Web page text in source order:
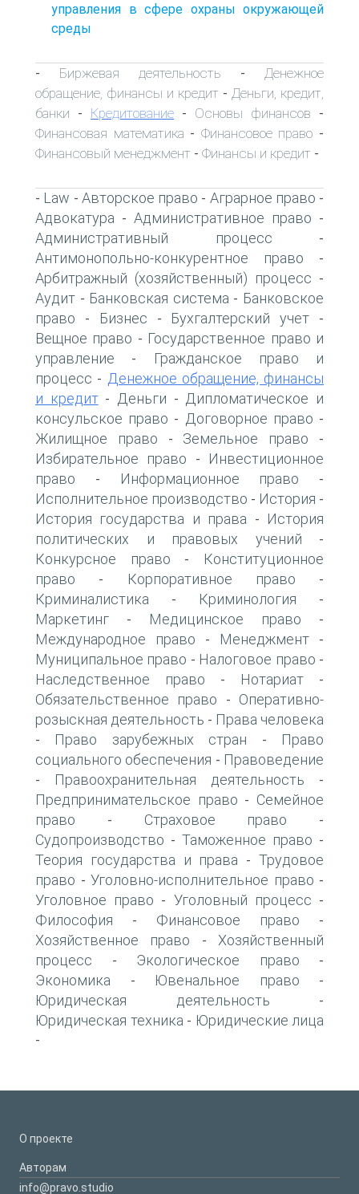
управления в сфере охраны окружающей
среды
- Биржевая деятельность - Денежное
обращение, финансы и кредит - Деньги, кредит,
банки - Кредитование - Основы финансов -
Финансовая математика - Финансовое право -
Финансовый менеджмент - Финансы и кредит -
- Law - Авторское право - Аграрное право -
Адвокатура - Административное право -
Административный процесс -
Антимонопольно-конкурентное право -
Арбитражный (хозяйственный) процесс -
Аудит - Банковская система - Банковское
право - Бизнес - Бухгалтерский учет -
Вещное право - Государственное право и
управление -
Гражданское право и
процесс - Денежное обращение, финансы
и кредит- Деньги - Дипломатическое и
консульское право - Договорное право -
Жилищное право - Земельное право -
Избирательное право -
Инвестиционное
право - Информационное право -
Исполнительное производство - История -
История государства и права -
История
политических и правовых учений -
Конкурсное право -
Конституционное
право - Корпоративное право -
Криминалистика - Криминология -
Маркетинг - Медицинское право -
Международное право - Менеджмент -
Муниципальное право - Налоговое право -
Наследственное право - Нотариат -
Обязательственное право - Оперативно-
розыскная деятельность - Права человека
- Право зарубежных стран -
Право
социального обеспечения - Правоведение
- Правоохранительная деятельность -
Предпринимательское право - Семейное
право - Страховое право -
Судопроизводство - Таможенное право -
Теория государства и права -Трудовое
право - Уголовно-исполнительное право -
Уголовное право - Уголовный процесс -
Философия - Финансовое право -
Хозяйственное право - Хозяйственный
процесс - Экологическое право -
Экономика - Ювенальное право -
Юридическая деятельность -
Юридическая техника - Юридические лица
-
О проекте
Авторам
info@pravo.studio